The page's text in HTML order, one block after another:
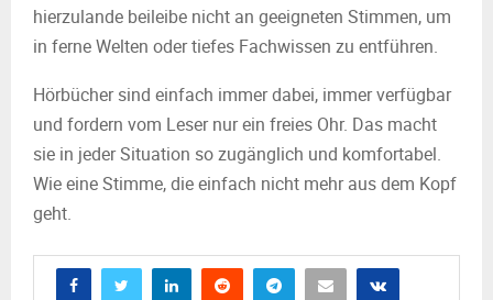
hierzulande beileibe nicht an geeigneten Stimmen, um
in ferne Welten oder tiefes Fachwissen zu entführen.
Hörbücher sind einfach immer dabei, immer verfügbar
und fordern vom Leser nur ein freies Ohr. Das macht
sie in jeder Situation so zugänglich und komfortabel.
Wie eine Stimme, die einfach nicht mehr aus dem Kopf
geht.